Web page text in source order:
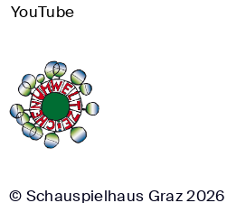
YouTube
© Schauspielhaus Graz 2026